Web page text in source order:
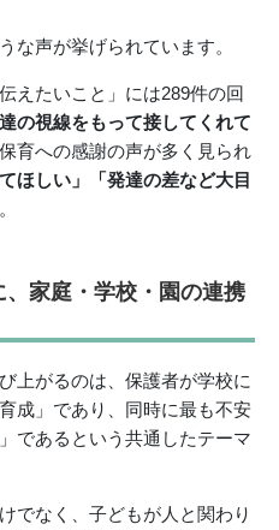
な声が挙げられています。
えたいこと」には289件の回
の視線をもって接してくれて
育への感謝の声が多く見られ
ほしい」「発達の差など大目
家庭・学校・園の連携
上がるのは、保護者が学校に
成」であり、同時に最も不安
であるという共通したテーマ
でなく、子どもが人と関わり